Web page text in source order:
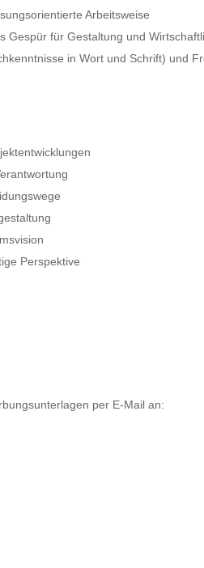
Arbeitsweise
Gespür für Gestaltung und
in Wort und Schrift) und
Perspektive
per E-Mail an: